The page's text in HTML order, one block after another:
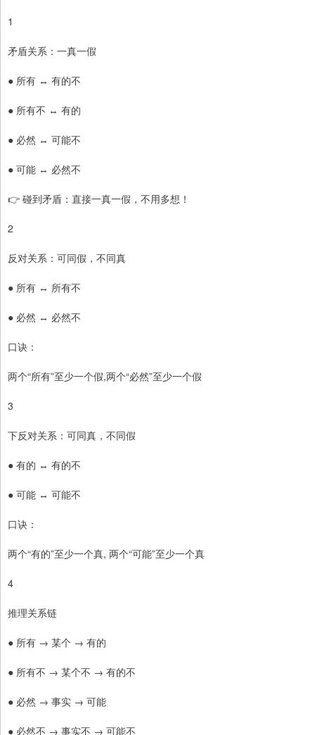
1
矛盾关系：一真一假
● 所有 ↔ 有的不
● 所有不 ↔ 有的
● 必然 ↔ 可能不
● 可能 ↔ 必然不
👉 碰到矛盾：直接一真一假，不用多想！
2
反对关系：可同假，不同真
● 所有 ↔ 所有不
● 必然 ↔ 必然不
口诀：
两个“所有”至少一个假,两个“必然”至少一个假
3
下反对关系：可同真，不同假
● 有的 ↔ 有的不
● 可能 ↔ 可能不
口诀：
两个“有的”至少一个真, 两个“可能”至少一个真
4
推理关系链
● 所有 → 某个 → 有的
● 所有不 → 某个不 → 有的不
● 必然 → 事实 → 可能
● 必然不 → 事实不 → 可能不